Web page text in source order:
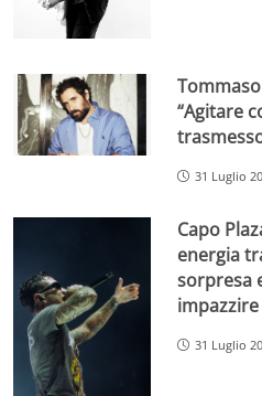
“Agitare
31 Luglio
Capo
energia
sorpresa
31 Luglio